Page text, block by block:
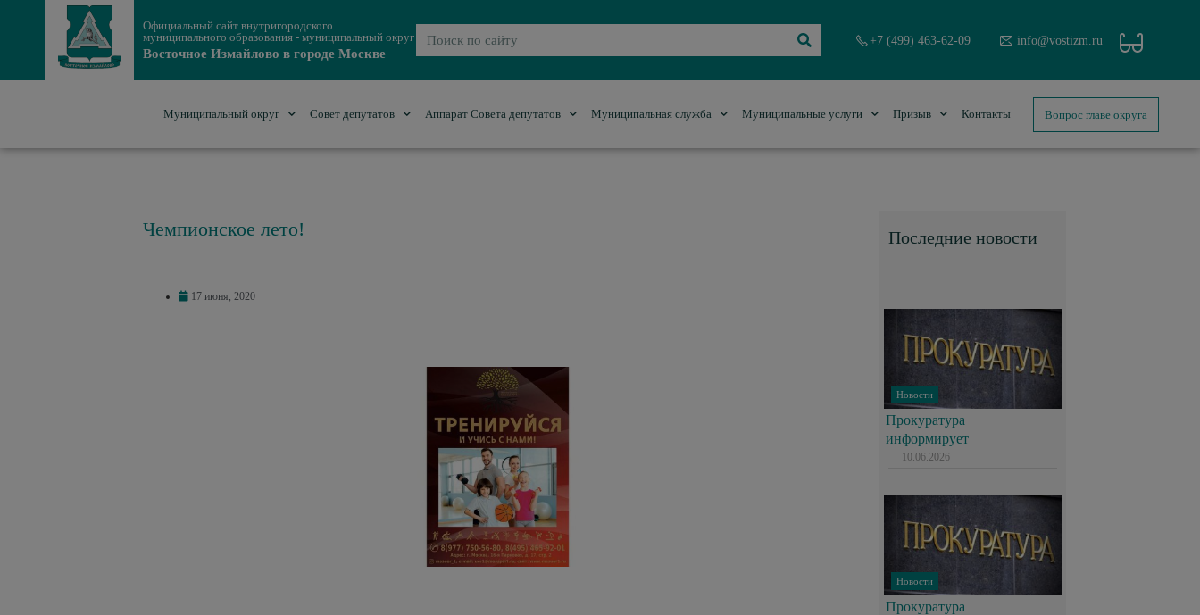
Официальный сайт внутригородского
муниципального образования - муниципальный округ
Восточное Измайлово в городе Москве
+7 (499) 463-62-09 info@vostizm.ru
Муниципальный округ Совет депутатов Аппарат Совета депутатов Муниципальная служба Муниципальные услуги Призыв Контакты Вопрос главе округа
Чемпионское лето!
17 июня, 2020
Последние новости
Новости
Прокуратура
информирует
10.06.2026
Новости
Прокуратура